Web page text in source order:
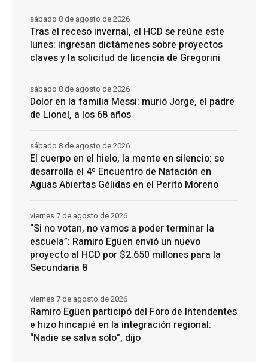
Tras el receso invernal, el HCD se reúne este
lunes: ingresan dictámenes sobre proyectos
claves y la solicitud de licencia de Gregorini
sábado 8 de agosto de 2026
Dolor en la familia Messi: murió Jorge, el padre
de Lionel, a los 68 años
sábado 8 de agosto de 2026
El cuerpo en el hielo, la mente en silencio: se
desarrolla el 4º Encuentro de Natación en
Aguas Abiertas Gélidas en el Perito Moreno
sábado 8 de agosto de 2026
“Si no votan, no vamos a poder terminar la
escuela”: Ramiro Egüen envió un nuevo
proyecto al HCD por $2.650 millones para la
Secundaria 8
viernes 7 de agosto de 2026
Ramiro Egüen participó del Foro de Intendentes
e hizo hincapié en la integración regional:
“Nadie se salva solo”, dijo
viernes 7 de agosto de 2026